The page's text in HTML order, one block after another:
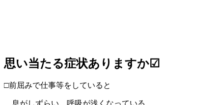
思い当たる症状ありますか☑
□前屈みで仕事等をしていると